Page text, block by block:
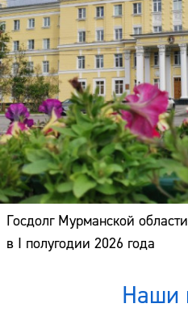
Госдолг Мурманской
в I полугодии 2026 года
Наши